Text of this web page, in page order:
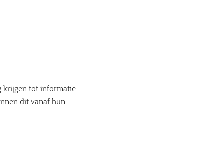
krijgen tot informatie
dit vanaf hun